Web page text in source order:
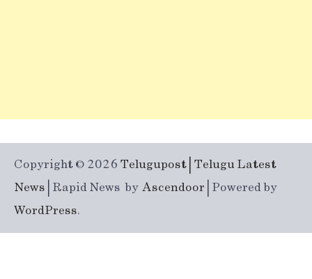
Copyright © 2026 Telugupost | Telugu Latest
News | Rapid News byAscendoor | Powered by
WordPress.